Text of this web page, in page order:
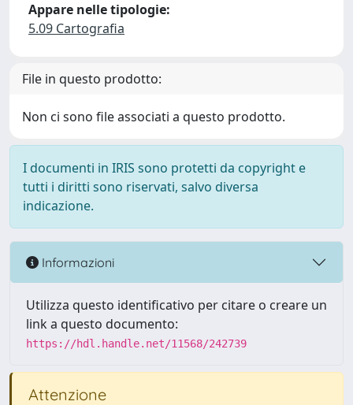
Appare nelle tipologie:
5.09 Cartografia
File in questo prodotto:
Non ci sono file associati a questo prodotto.
I documenti in IRIS sono protetti da copyright e
tutti i diritti sono riservati, salvo diversa
indicazione.
Informazioni
Utilizza questo identificativo per citare o creare un
link a questo documento:
https://hdl.handle.net/11568/242739
Attenzione